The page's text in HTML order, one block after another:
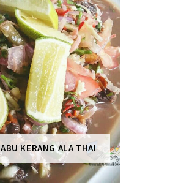
KERANG ALA THAI